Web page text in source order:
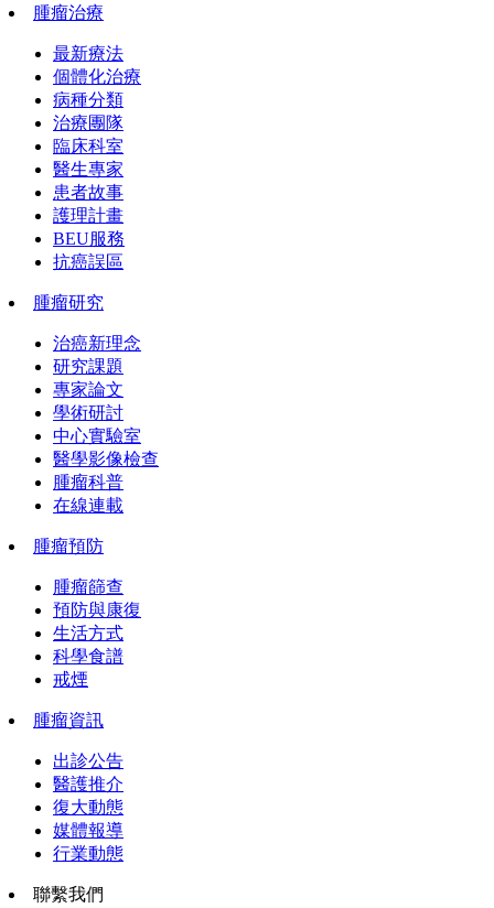
腫瘤治療
最新療法
個體化治療
病種分類
治療團隊
臨床科室
醫生專家
患者故事
護理計畫
BEU服務
抗癌誤區
腫瘤研究
治癌新理念
研究課題
專家論文
學術研討
中心實驗室
醫學影像檢查
腫瘤科普
在線連載
腫瘤預防
腫瘤篩查
預防與康復
生活方式
科學食譜
戒煙
腫瘤資訊
出診公告
醫護推介
復大動態
媒體報導
行業動態
聯繫我們